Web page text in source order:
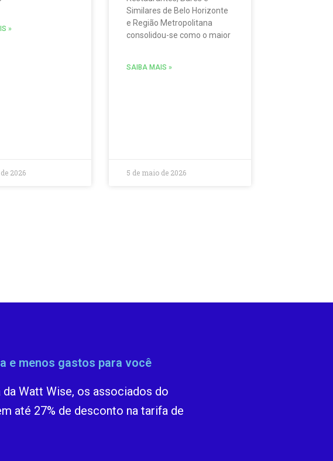
»
2026
Similares de Belo Horizonte
e Região Metropolitana
consolidou-se como o maior
SAIBA MAIS »
5 de maio de 2026
e menos gastos para você
Watt Wise, os associados do
até 27% de desconto na tarifa de